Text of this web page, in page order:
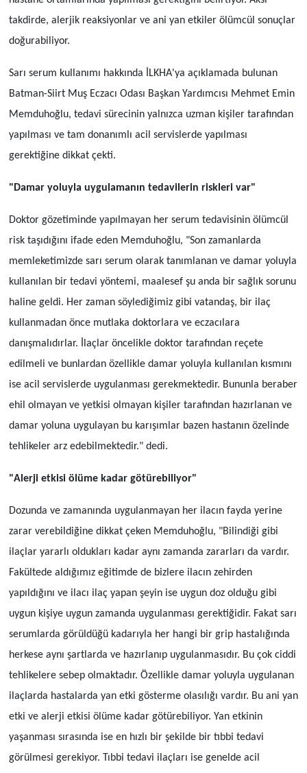
takdirde, alerjik reaksiyonlar ve ani yan etkiler ölümcül sonuçlar
doğurabiliyor.
Sarı serum kullanımı hakkında İLKHA'ya açıklamada bulunan
Batman-Siirt Muş Eczacı Odası Başkan Yardımcısı Mehmet Emin
Memduhoğlu, tedavi sürecinin yalnızca uzman kişiler tarafından
yapılması ve tam donanımlı acil servislerde yapılması
gerektiğine dikkat çekti.
"Damar yoluyla uygulamanın tedavilerin riskleri var"
Doktor gözetiminde yapılmayan her serum tedavisinin ölümcül
risk taşıdığını ifade eden Memduhoğlu, "Son zamanlarda
memleketimizde sarı serum olarak tanımlanan ve damar yoluyla
kullanılan bir tedavi yöntemi, maalesef şu anda bir sağlık sorunu
haline geldi. Her zaman söylediğimiz gibi vatandaş, bir ilaç
kullanmadan önce mutlaka doktorlara ve eczacılara
danışmalıdırlar. İlaçlar öncelikle doktor tarafından reçete
edilmeli ve bunlardan özellikle damar yoluyla kullanılan kısmını
ise acil servislerde uygulanması gerekmektedir. Bununla beraber
ehil olmayan ve yetkisi olmayan kişiler tarafından hazırlanan ve
damar yoluna uygulayan bu karışımlar bazen hastanın özelinde
tehlikeler arz edebilmektedir." dedi.
"Alerji etkisi ölüme kadar götürebiliyor"
Dozunda ve zamanında uygulanmayan her ilacın fayda yerine
zarar verebildiğine dikkat çeken Memduhoğlu, "Bilindiği gibi
ilaçlar yararlı oldukları kadar aynı zamanda zararları da vardır.
Fakültede aldığımız eğitimde de bizlere ilacın zehirden
yapıldığını ve ilacı ilaç yapan şeyin ise uygun doz olduğu gibi
uygun kişiye uygun zamanda uygulanması gerektiğidir. Fakat sarı
serumlarda görüldüğü kadarıyla her hangi bir grip hastalığında
herkese aynı şartlarda ve hazırlanıp uygulanmasıdır. Bu çok ciddi
tehlikelere sebep olmaktadır. Özellikle damar yoluyla uygulanan
ilaçlarda hastalarda yan etki gösterme olasılığı vardır. Bu ani yan
etki ve alerji etkisi ölüme kadar götürebiliyor. Yan etkinin
yaşanması sırasında ise en hızlı bir şekilde bir tıbbi tedavi
görülmesi gerekiyor. Tıbbi tedavi ilaçları ise genelde acil